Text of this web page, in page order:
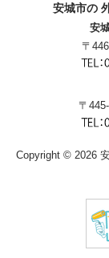
安城市の
安
〒
〒
Copyright © 2026